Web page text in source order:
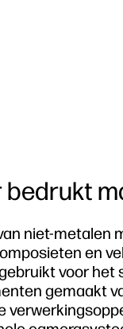
niet-metalen
en
voor het
gemaakt